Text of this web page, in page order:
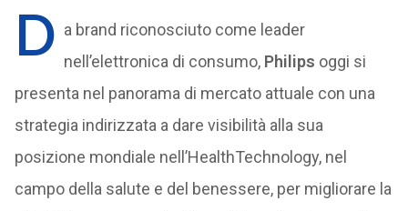
D a brand riconosciuto come leader
nell’elettronica di consumo, Philips oggi si
presenta nel panorama di mercato attuale con una
strategia indirizzata a dare visibilità alla sua
posizione mondiale nell’HealthTechnology, nel
campo della salute e del benessere, per migliorare la